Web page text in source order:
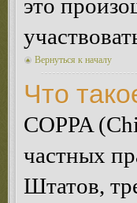
это
Вернуться к началу
Что
COPPA
частных
Штатов,